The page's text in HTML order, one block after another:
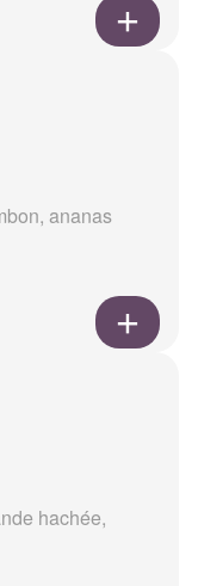
ananas
hachée,